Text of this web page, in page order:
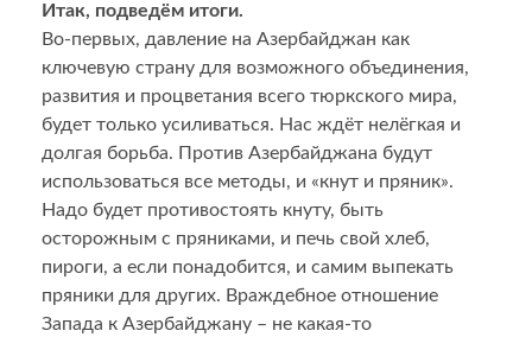
Итак, подведём итоги.
Во-первых, давление на Азербайджан как
ключевую страну для возможного объединения,
развития и процветания всего тюркского мира,
будет только усиливаться. Нас ждёт нелёгкая и
долгая борьба. Против Азербайджана будут
использоваться все методы, и «кнут и пряник».
Надо будет противостоять кнуту, быть
осторожным с пряниками, и печь свой хлеб,
пироги, а если понадобится, и самим выпекать
пряники для других. Враждебное отношение
Запада к Азербайджану – не какая-то